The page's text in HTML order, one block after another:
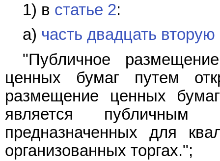
1) в статье 2:
а) часть двадцать вторую
"Публичное
ценных бумаг путем
размещение ценных
является публичным
предназначенных для
организованных торгах.";